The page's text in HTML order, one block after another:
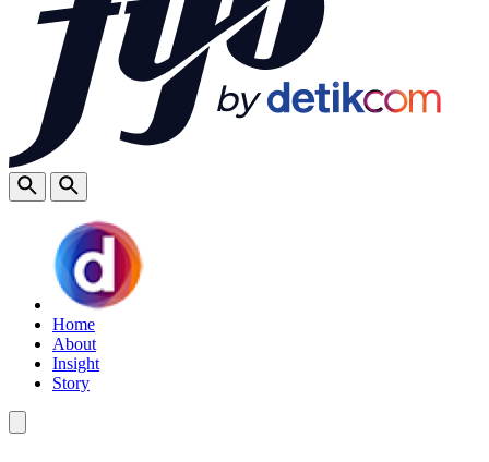
Home
About
Insight
Story